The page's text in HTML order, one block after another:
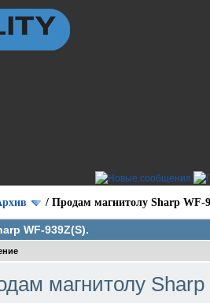
/ Продам магнитолу Sharp WF-
WF-939Z(S).
магнитолу